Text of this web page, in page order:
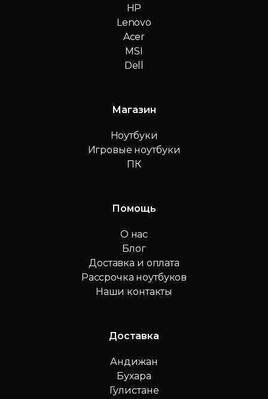
HP
Lenovo
Acer
MSI
Dell
Магазин
Ноутбуки
Игровые ноутбуки
ПК
Помощь
О нас
Блог
Доставка и оплата
Рассрочка ноутбуков
Наши контакты
Доставка
Андижан
Бухара
Гулистане